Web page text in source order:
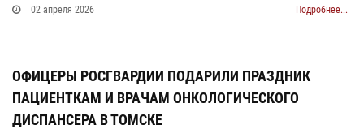
02 апреля 2026 Подробнее...
ОФИЦЕРЫ РОСГВАРДИИ ПОДАРИЛИ ПРАЗДНИК
ПАЦИЕНТКАМ И ВРАЧАМ ОНКОЛОГИЧЕСКОГО
ДИСПАНСЕРА В ТОМСКЕ